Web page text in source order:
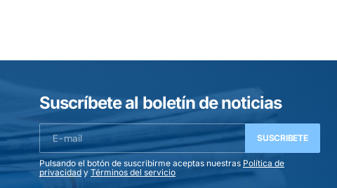
Suscríbete al boletín de noticias
SUSCRIBETE
Pulsando el botón de suscribirme aceptas nuestras Política de
privacidad y Términos del servicio